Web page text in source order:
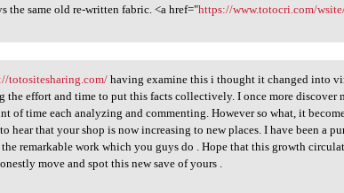
the same old re-written fabric. <a href="https://www.totocri.com/
totositesharing.com/
totositesharing.com/ having examine this i thought it changed into
the effort and time to put this facts collectively. I once more discover
of time each analyzing and commenting. However so what, it
hear that your shop is now increasing to new places. I have been a
remarkable work which you guys do . Hope that this growth
move and spot this new save of yours .